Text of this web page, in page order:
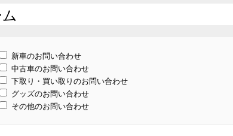
新車のお問い合わせ
中古車のお問い合わせ
下取り・買い取りのお問い合わせ
グッズのお問い合わせ
その他のお問い合わせ